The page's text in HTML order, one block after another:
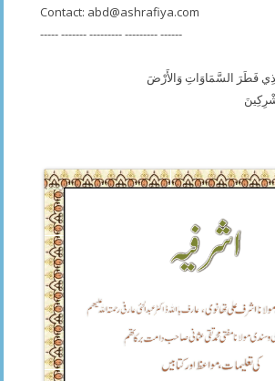
Contact: abd@ashrafiya.com
----- ------- --------- --------- ------
فَطَرَ السَّمَاوَاتِ وَالأَرْضَ